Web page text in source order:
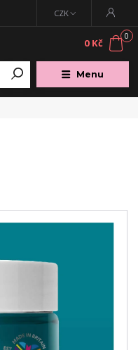
Menu
CZK
0
0 Kč